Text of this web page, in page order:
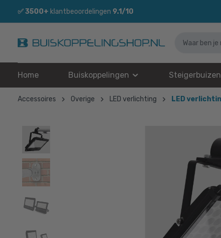
✅3500+ klantbeoordelingen 9.1/10
Home Buiskoppelingen Steigerbuizen
Accessoires Overige LED verlichting LED